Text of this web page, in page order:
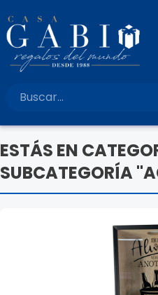
ESTÁS EN
SUBCATEGORÍA